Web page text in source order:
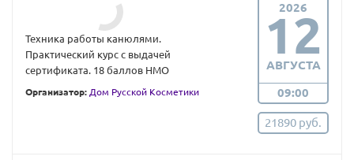
Техника работы канюлями.
Практический курс с выдачей
сертификата. 18 баллов НМО
Организатор: Дом Русской Косметики
2026
12
АВГУСТА
09:00
21890 руб.